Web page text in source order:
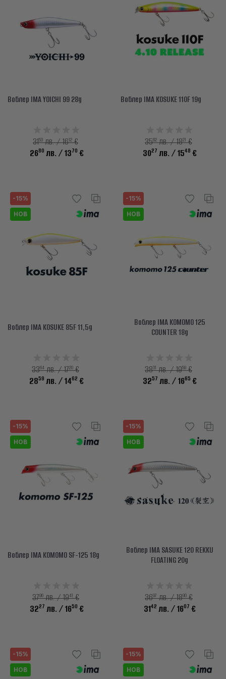
Воблер IMA YOICHI 99 28g
3153лв. / 1612€
2680 лв. / 1370 €
Воблер IMA KOSUKE 110F 19g
3562лв. / 1821€
3027 лв. / 1548 €
-15%
НОВ
Воблер IMA KOSUKE 85F 11,5g
3364лв. / 1720€
2859 лв. / 1462 €
-15%
НОВ
Воблер IMA KOMOMO 125
COUNTER 18g
3831лв. / 1959€
3257 лв. / 1665 €
-15%
НОВ
Воблер IMA KOMOMO SF-125 18g
3796лв. / 1941€
3227 лв. / 1650 €
-15%
НОВ
Воблер IMA SASUKE 120 REKKU
FLOATING 20g
3697лв. / 1890€
3142 лв. / 1607 €
-15%
НОВ
-15%
НОВ